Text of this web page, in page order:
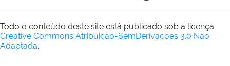
Todo o conteúdo deste site está publicado sob a licença
Creative Commons Atribuição-SemDerivações 3.0 Não
Adaptada.